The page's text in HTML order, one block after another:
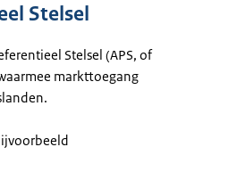
Stelsel
Stelsel (APS, of
markttoegang